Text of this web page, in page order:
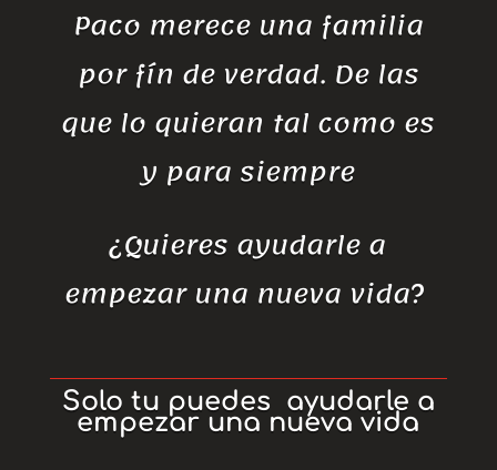
Paco merece una familia
por fín de verdad. De las
que lo quieran tal como es
y para siempre
¿Quieres ayudarle a
empezar una nueva vida?
Solo tu puedes ayudarle a
empezar una nueva vida